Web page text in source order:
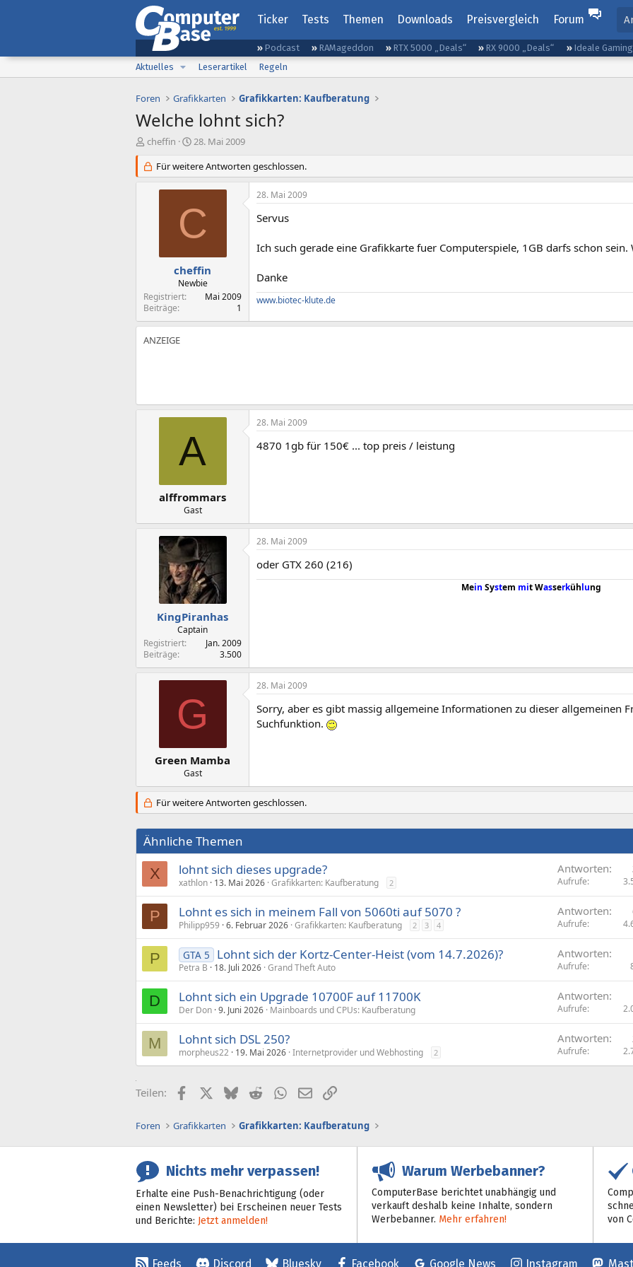
Ticker Tests Themen Downloads Preisvergleich Forum
Podcast RAMageddon RTX 5000 „Deals“ RX 9000 „Deals“ Ideale
Aktuelles
Leserartikel Regeln
Foren Grafikkarten Grafikkarten: Kaufberatung
Welche lohnt sich?
E
s
t
cheffin
E
s
t
e
a
m
28. Mai 2009
Für weitere Antworten geschlossen.
C
cheffin
Newbie
Registriert
Mai 2009
Beiträge
1
28. Mai 2009
Servus
Ich such gerade eine Grafikkarte fuer Computerspiele, 1GB darfs schon
Danke
www.biotec-klute.de
A
alffrommars
Gast
28. Mai 2009
4870 1gb für 150€ ... top preis / leistung
KingPiranhas
Captain
Registriert
Jan. 2009
Beiträge
3.500
28. Mai 2009
oder GTX 260 (216)
Mein System mit Wasserkühlung
G
Green Mamba
Gast
28. Mai 2009
Sorry, aber es gibt massig allgemeine Informationen zu dieser allgemeinen
Suchfunktion.
Für weitere Antworten geschlossen.
Ähnliche Themen
X lohnt sich dieses upgrade?
xathlon 13. Mai 2026 Grafikkarten: Kaufberatung 2
Antworten
Aufrufe
P Lohnt es sich in meinem Fall von 5060ti auf 5070 ?
Philipp959 6. Februar 2026 Grafikkarten: Kaufberatung 2 3 4
Antworten
Aufrufe
P GTA 5 Lohnt sich der Kortz-Center-Heist (vom 14.7.2026)?
Petra B 18. Juli 2026 Grand Theft Auto
Antworten
Aufrufe
D Lohnt sich ein Upgrade 10700F auf 11700K
Der Don 9. Juni 2026 Mainboards und CPUs: Kaufberatung
Antworten
Aufrufe
M Lohnt sich DSL 250?
morpheus22 19. Mai 2026 Internetprovider und Webhosting 2
Antworten
Aufrufe
Teilen: FacebookX (Twitter)
BlueskyRedditWhatsApp
E-MailLink
Foren Grafikkarten Grafikkarten: Kaufberatung
Nichts mehr verpassen!
Erhalte eine Push-Benachrichtigung (oder
einen Newsletter) bei Erscheinen neuer Tests
und Berichte: Jetzt anmelden!
Warum Werbebanner?
ComputerBase berichtet unabhängig und
verkauft deshalb keine Inhalte, sondern
Werbebanner. Mehr erfahren!
von
Feeds Discord Bluesky Facebook Google News Instagram